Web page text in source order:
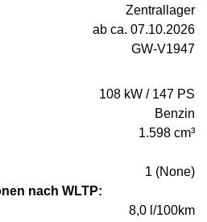
Zentrallager
ab ca. 07.10.2026
GW-V1947
108 kW / 147 PS
Benzin
1.598 cm³
1 (None)
nach WLTP:
8,0 l/100km